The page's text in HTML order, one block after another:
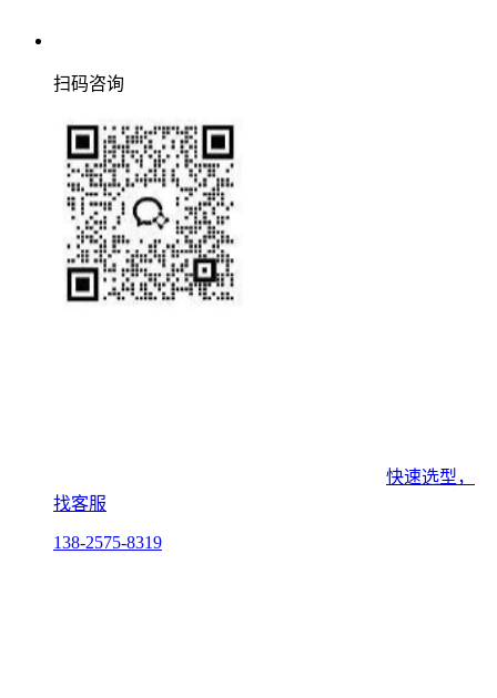
扫码咨询
快速选型，
找客服
138-2575-8319